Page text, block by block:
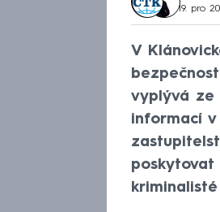
19. pro
V
vyplývá ze
informací
poskytovat